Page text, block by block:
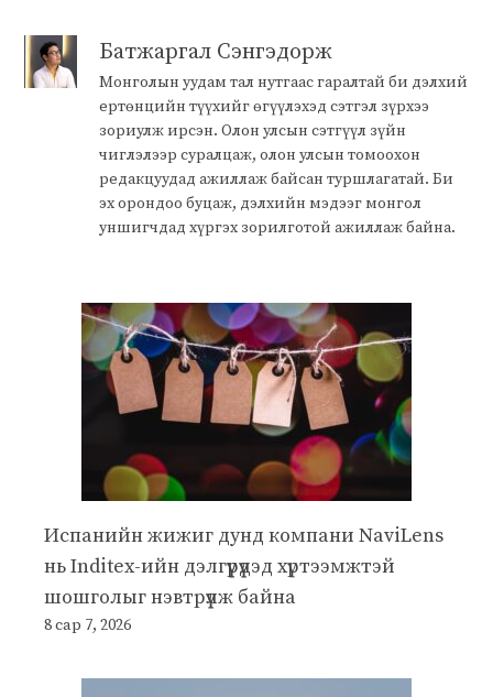
Батжаргал Сэнгэдорж
Монголын уудам тал нутгаас гаралтай би дэлхий
ертөнцийн түүхийг өгүүлэхэд сэтгэл зүрхээ
зориулж ирсэн. Олон улсын сэтгүүл зүйн
чиглэлээр суралцаж, олон улсын томоохон
редакцуудад ажиллаж байсан туршлагатай. Би
эх орондоо буцаж, дэлхийн мэдээг монгол
уншигчдад хүргэх зорилготой ажиллаж байна.
Испанийн жижиг дунд компани NaviLens
нь Inditex-ийн дэлгүүрүүдэд хүртээмжтэй
шошголыг нэвтрүүлж байна
8 сар 7, 2026